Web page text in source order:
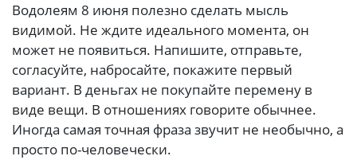
Водолеям 8 июня полезно сделать мысль
видимой. Не ждите идеального момента, он
может не появиться. Напишите, отправьте,
согласуйте, набросайте, покажите первый
вариант. В деньгах не покупайте перемену в
виде вещи. В отношениях говорите обычнее.
Иногда самая точная фраза звучит не необычно, а
просто по-человечески.